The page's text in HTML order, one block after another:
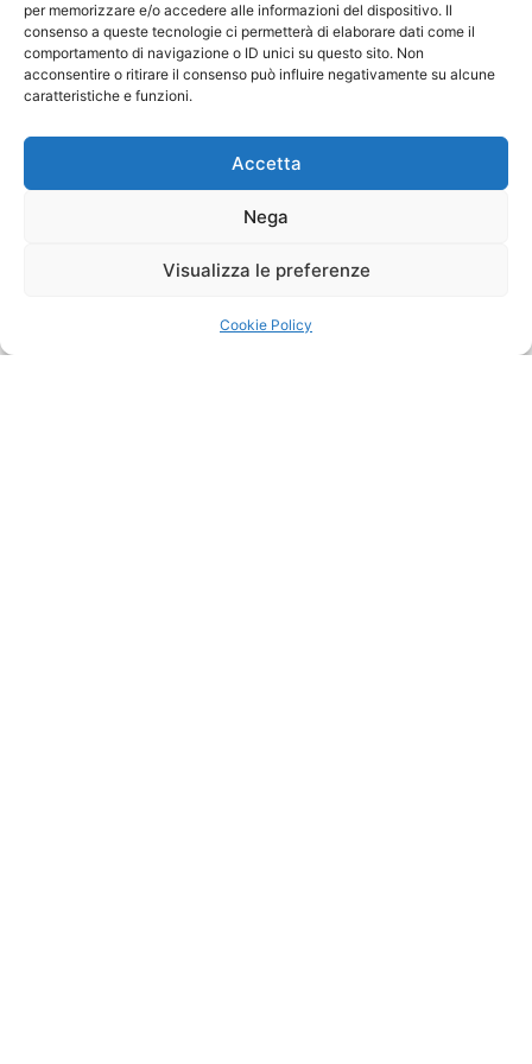
per memorizzare e/o accedere alle informazioni del dispositivo. Il
consenso a queste tecnologie ci permetterà di elaborare dati come il
comportamento di navigazione o ID unici su questo sito. Non
acconsentire o ritirare il consenso può influire negativamente su alcune
caratteristiche e funzioni.
Accetta
Nega
Visualizza le preferenze
Cookie Policy
coloro che faranno domanda per la pratica
dell’attività sportiva la società provvederà al
tesseramento di questi all’Enti sportivi a cui è affiliata.